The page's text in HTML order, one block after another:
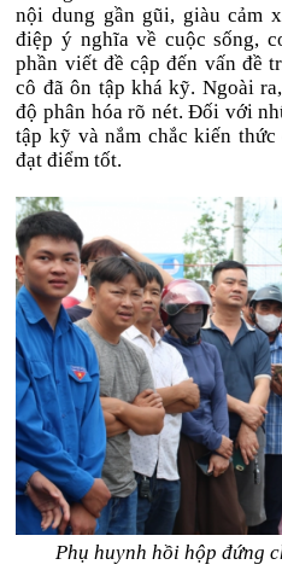
nội dung gần gũi, giàu cảm
điệp ý nghĩa về cuộc sống,
phần viết đề cập đến vấn đề
cô đã ôn tập khá kỹ. Ngoài
độ phân hóa rõ nét. Đối với
tập kỹ và nắm chắc kiến
đạt điểm tốt.
Phụ huynh hồi hộp đứng